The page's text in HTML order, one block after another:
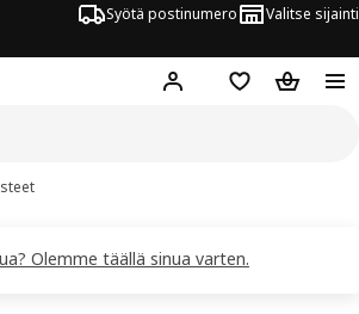
Syötä postinumero Valitse sijainti
Hej! Kirjaudu sisään
Suosikit
Olemme täällä sinua varten.